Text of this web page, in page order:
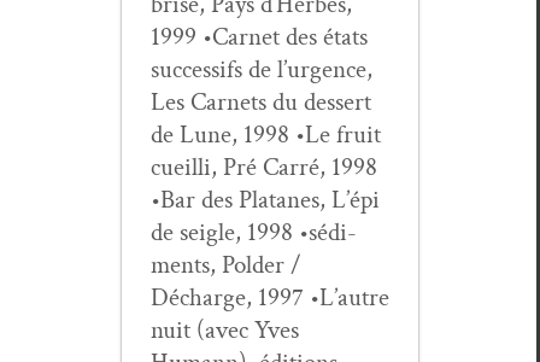
1999 •Car­net des états
suc­ces­sifs de l’ur­gence,
Les Car­nets du dessert
de Lune, 1998 •Le fruit
cueil­li, Pré Car­ré, 1998
•Bar des Pla­tanes, L’épi
de sei­gle, 1998 •sédi­
ments, Pold­er /
Décharge, 1997 •L’autre
nuit (avec Yves